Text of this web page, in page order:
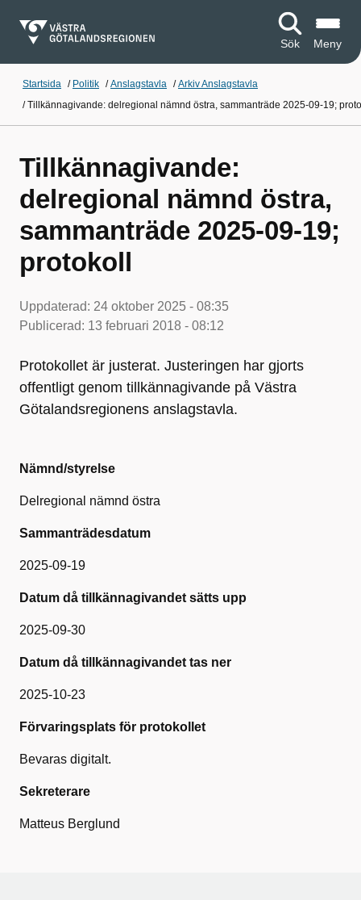
Sök Meny
Startsida / Politik /Anslagstavla /Arkiv Anslagstavla
/Tillkännagivande: delregional nämnd östra, sammanträde 2025-09-19;
Tillkännagivande:
delregional nämnd östra,
sammanträde 2025-09-19;
protokoll
Uppdaterad: 24 oktober 2025 - 08:35
Publicerad: 13 februari 2018 - 08:12
Protokollet är justerat. Justeringen har gjorts
offentligt genom tillkännagivande på Västra
Götalandsregionens anslagstavla.
Nämnd/styrelse
Delregional nämnd östra
Sammanträdesdatum
2025-09-19
Datum då tillkännagivandet sätts upp
2025-09-30
Datum då tillkännagivandet tas ner
2025-10-23
Förvaringsplats för protokollet
Bevaras digitalt.
Sekreterare
Matteus Berglund